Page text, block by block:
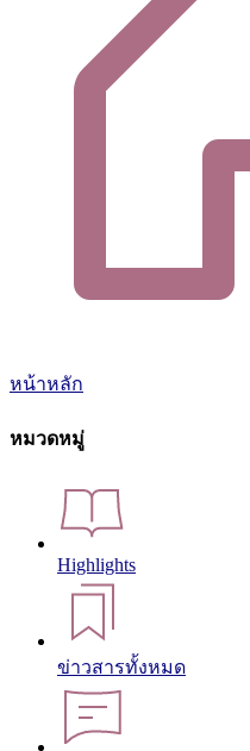
หน้าหลัก
หมวดหมู่
Highlights
ข่าวสารทั้งหมด